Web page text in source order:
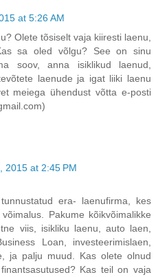
at 5:26 AM
Olete tõsiselt vaja kiiresti laenu,
sa oled võlgu? See on sinu
soov, anna isiklikud laenud,
laenude ja igat liiki laenu
meiega ühendust võtta e-posti
2015 at 2:45 PM
era- laenufirma, kes
Pakume kõikvõimalikke
viis, isikliku laenu, auto laen,
Loan, investeerimislaen,
ja palju muud. Kas olete olnud
Kas teil on vaja